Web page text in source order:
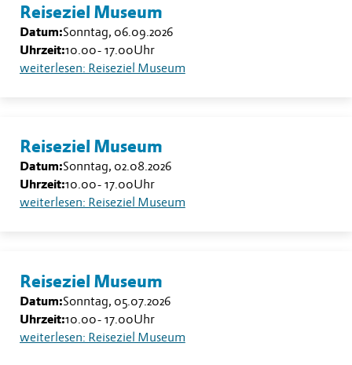
Reiseziel Museum
Datum:Sonntag, 06.09.2026
Uhrzeit:10.00- 17.00Uhr
weiterlesen: Reiseziel Museum
Reiseziel Museum
Datum:Sonntag, 02.08.2026
Uhrzeit:10.00- 17.00Uhr
weiterlesen: Reiseziel Museum
Reiseziel Museum
Datum:Sonntag, 05.07.2026
Uhrzeit:10.00- 17.00Uhr
weiterlesen: Reiseziel Museum